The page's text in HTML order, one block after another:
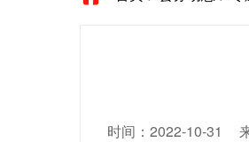
时间：2022-10-31